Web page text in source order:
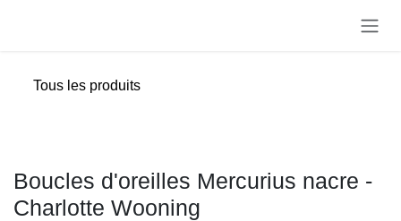
Tous les produits
Boucles d'oreilles Mercurius nacre -
Charlotte Wooning